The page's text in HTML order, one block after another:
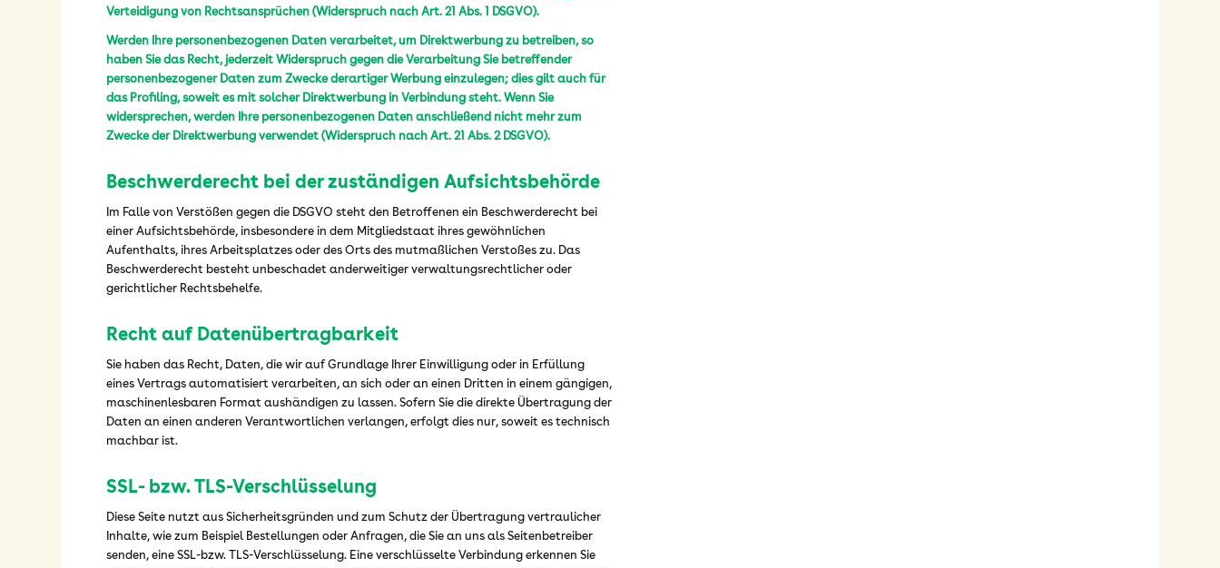
Verteidigung von Rechtsansprüchen (Widerspruch nach Art. 21 Abs. 1 DSGVO).
Werden Ihre personenbezogenen Daten verarbeitet, um Direktwerbung zu betreiben, so
haben Sie das Recht, jederzeit Widerspruch gegen die Verarbeitung Sie betreffender
personenbezogener Daten zum Zwecke derartiger Werbung einzulegen; dies gilt auch für
das Profiling, soweit es mit solcher Direktwerbung in Verbindung steht. Wenn Sie
widersprechen, werden Ihre personenbezogenen Daten anschließend nicht mehr zum
Zwecke der Direktwerbung verwendet (Widerspruch nach Art. 21 Abs. 2 DSGVO).
Beschwerderecht bei der zuständigen Aufsichtsbehörde
Im Falle von Verstößen gegen die DSGVO steht den Betroffenen ein Beschwerderecht bei
einer Aufsichtsbehörde, insbesondere in dem Mitgliedstaat ihres gewöhnlichen
Aufenthalts, ihres Arbeitsplatzes oder des Orts des mutmaßlichen Verstoßes zu. Das
Beschwerderecht besteht unbeschadet anderweitiger verwaltungsrechtlicher oder
gerichtlicher Rechtsbehelfe.
Recht auf Datenübertragbarkeit
Sie haben das Recht, Daten, die wir auf Grundlage Ihrer Einwilligung oder in Erfüllung
eines Vertrags automatisiert verarbeiten, an sich oder an einen Dritten in einem gängigen,
maschinenlesbaren Format aushändigen zu lassen. Sofern Sie die direkte Übertragung der
Daten an einen anderen Verantwortlichen verlangen, erfolgt dies nur, soweit es technisch
machbar ist.
SSL- bzw. TLS-Verschlüsselung
Diese Seite nutzt aus Sicherheitsgründen und zum Schutz der Übertragung vertraulicher
Inhalte, wie zum Beispiel Bestellungen oder Anfragen, die Sie an uns als Seitenbetreiber
senden, eine SSL-bzw. TLS-Verschlüsselung. Eine verschlüsselte Verbindung erkennen Sie